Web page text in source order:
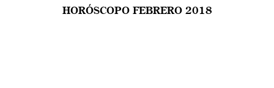
HORÓSCOPO FEBRERO 2018